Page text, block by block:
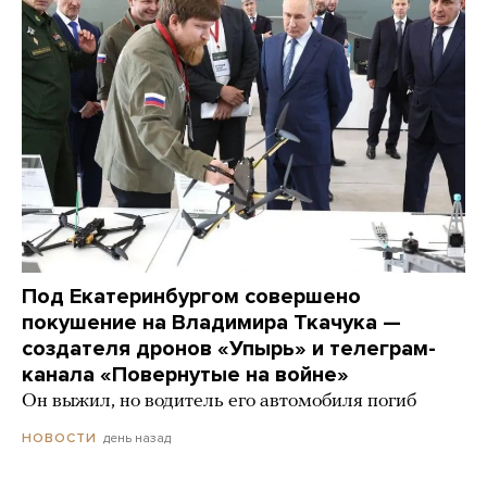
Под Екатеринбургом совершено
покушение на Владимира Ткачука —
создателя дронов «Упырь» и телеграм-
канала «Повернутые на войне»
Он выжил, но водитель его автомобиля погиб
НОВОСТИ день назад